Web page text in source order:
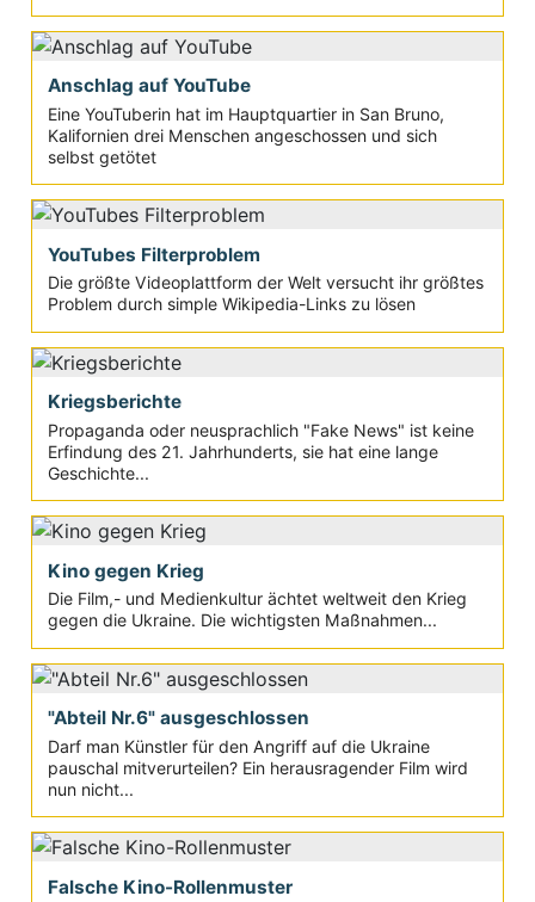
Anschlag auf YouTube
Eine YouTuberin hat im Hauptquartier in San Bruno,
Kalifornien drei Menschen angeschossen und sich
selbst getötet
YouTubes Filterproblem
Die größte Videoplattform der Welt versucht ihr größtes
Problem durch simple Wikipedia-Links zu lösen
Kriegsberichte
Propaganda oder neusprachlich "Fake News" ist keine
Erfindung des 21. Jahrhunderts, sie hat eine lange
Geschichte...
Kino gegen Krieg
Die Film,- und Medienkultur ächtet weltweit den Krieg
gegen die Ukraine. Die wichtigsten Maßnahmen...
"Abteil Nr.6" ausgeschlossen
Darf man Künstler für den Angriff auf die Ukraine
pauschal mitverurteilen? Ein herausragender Film wird
nun nicht...
Falsche Kino-Rollenmuster